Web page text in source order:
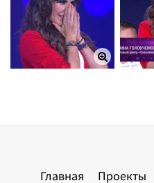
Главная Проекты